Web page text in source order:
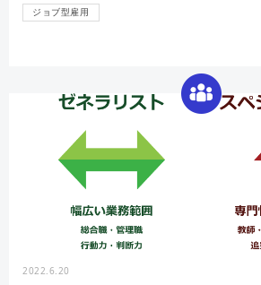
ジョブ型雇用
2022.6.20